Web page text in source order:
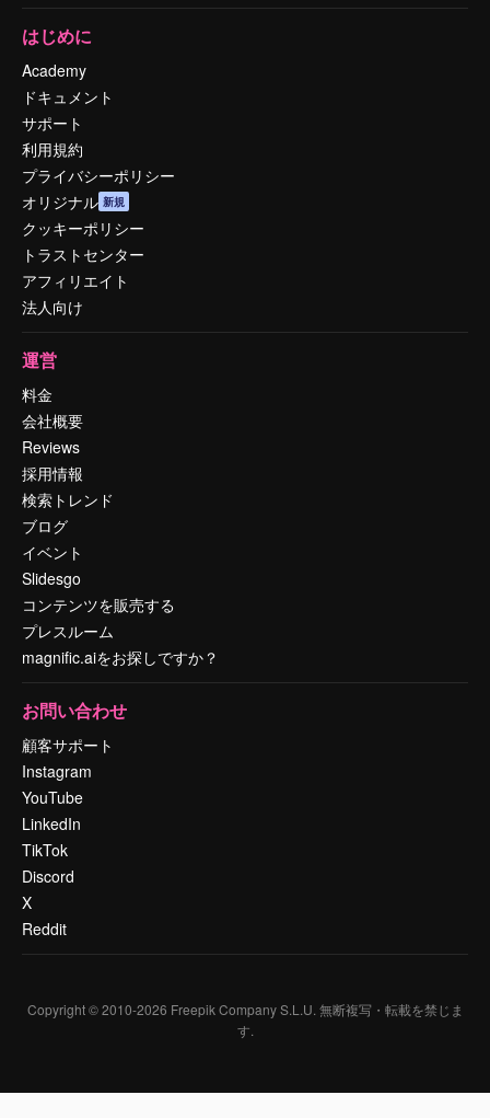
はじめに
Academy
ドキュメント
サポート
利用規約
プライバシーポリシー
オリジナル 新規
クッキーポリシー
トラストセンター
アフィリエイト
法人向け
運営
料金
会社概要
Reviews
採用情報
検索トレンド
ブログ
イベント
Slidesgo
コンテンツを販売する
プレスルーム
magnific.aiをお探しですか？
お問い合わせ
顧客サポート
Instagram
YouTube
LinkedIn
TikTok
Discord
X
Reddit
Copyright © 2010-2026 Freepik Company S.L.U. 無断複写・転載を禁じま
す.